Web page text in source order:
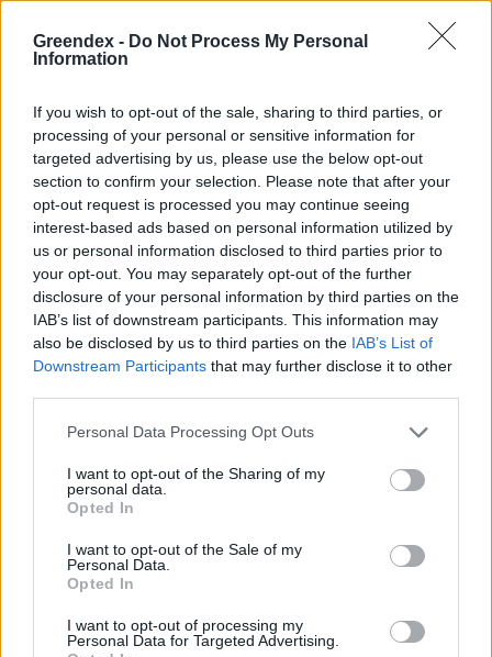
Greendex - Do Not Process My Personal
Information
If you wish to opt-out of the sale, sharing to third parties, or
processing of your personal or sensitive information for
targeted advertising by us, please use the below opt-out
section to confirm your selection. Please note that after your
opt-out request is processed you may continue seeing
interest-based ads based on personal information utilized by
us or personal information disclosed to third parties prior to
your opt-out. You may separately opt-out of the further
disclosure of your personal information by third parties on the
IAB’s list of downstream participants. This information may
also be disclosed by us to third parties on the IAB’s List of
Downstream Participants that may further disclose it to other
Personal Data Processing Opt Outs
I want to opt-out of the Sharing of my
personal data.
Opted In
I want to opt-out of the Sale of my
Personal Data.
Opted In
I want to opt-out of processing my
Personal Data for Targeted Advertising.
Nem csak növényrajongóknak!
– 8 arborétum, amelyet
érdemes meglátogatni
ÉLŐ BOLYGÓNK Granát-Galló Tímea 5 perc